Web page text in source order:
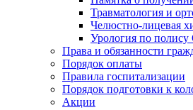
Травматология и
Челюстно-лицевая
Урология по
Права и обязанности
Порядок оплаты
Правила госпитализации
Порядок подготовки к
Акции